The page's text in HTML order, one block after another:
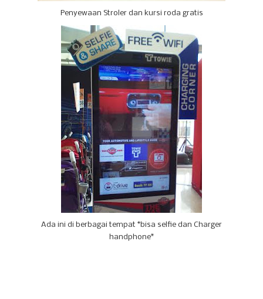
Penyewaan Stroler dan kursi roda gratis
Ada ini di berbagai tempat *bisa selfie dan Charger
handphone*